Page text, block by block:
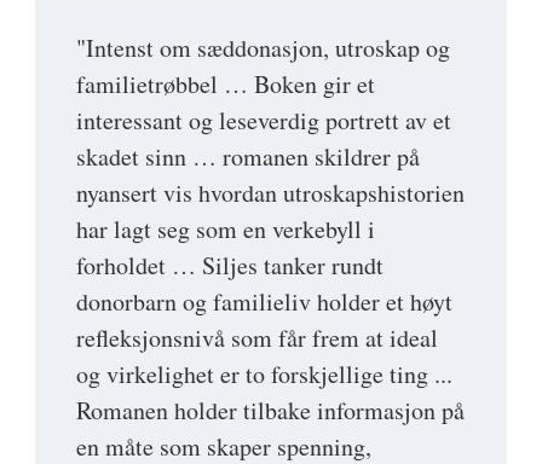
"Intenst om sæddonasjon, utroskap og
familietrøbbel … Boken gir et
interessant og leseverdig portrett av et
skadet sinn … romanen skildrer på
nyansert vis hvordan utroskapshistorien
har lagt seg som en verkebyll i
forholdet … Siljes tanker rundt
donorbarn og familieliv holder et høyt
refleksjonsnivå som får frem at ideal
og virkelighet er to forskjellige ting ...
Romanen holder tilbake informasjon på
en måte som skaper spenning,